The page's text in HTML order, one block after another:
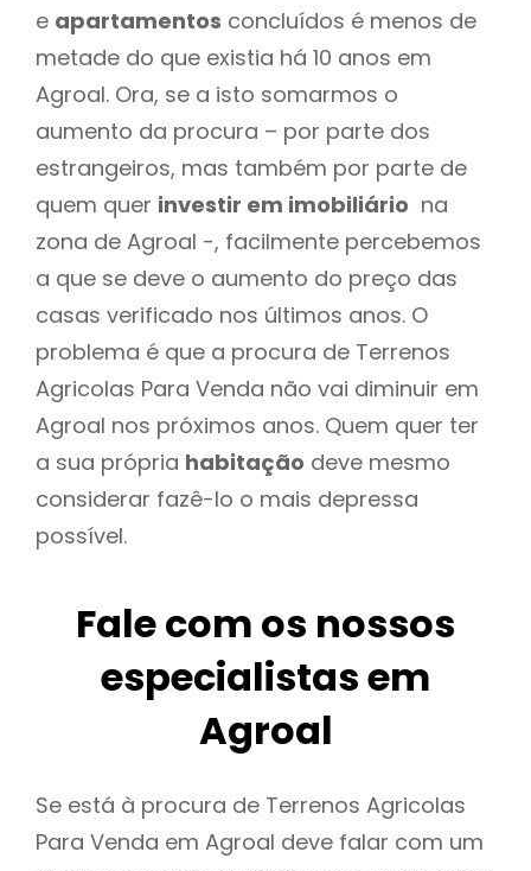
e apartamentos concluídos é menos de
metade do que existia há 10 anos em
Agroal. Ora, se a isto somarmos o
aumento da procura – por parte dos
estrangeiros, mas também por parte de
quem quer investir em imobiliário na
zona de Agroal -, facilmente percebemos
a que se deve o aumento do preço das
casas verificado nos últimos anos. O
problema é que a procura de Terrenos
Agricolas Para Venda não vai diminuir em
Agroal nos próximos anos. Quem quer ter
a sua própria habitação deve mesmo
considerar fazê-lo o mais depressa
possível.
Fale com os nossos
especialistas em
Agroal
Se está à procura de Terrenos Agricolas
Para Venda em Agroal deve falar com um